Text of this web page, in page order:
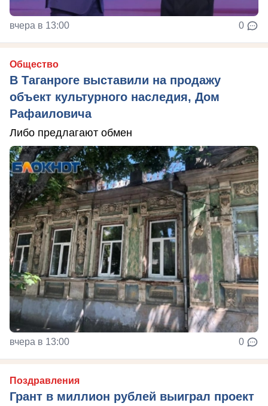
вчера в 13:00 0
Общество
В Таганроге выставили на продажу
объект культурного наследия, Дом
Рафаиловича
Либо предлагают обмен
вчера в 13:00 0
Поздравления
Грант в миллион рублей выиграл проект